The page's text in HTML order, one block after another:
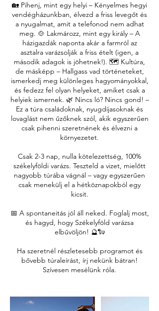
🏡 Pihenj, mint egy helyi – Kényelmes hegyi
vendégházunkban, élvezd a friss levegőt és
a nyugalmat, amit a telefonod nem adhat
meg. 🍲 Lakmározz, mint egy király – A
házigazdák naponta akár a farmról az
asztalra varázsolják a friss ételt (igen, a
második adagok is jöhetnek!). 🗺️ Kultúra,
de másképp – Hallgass vad történeteket,
ismerkedj meg különleges hagyományokkal,
és fedezz fel olyan helyeket, amiket csak a
helyiek ismernek. 🌿 Nincs ló? Nincs gond! –
Ez a túra családoknak, nyugdíjasoknak és
lovaglást nem űzőknek szól, akik egyszerűen
csak pihenni szeretnének és élvezni a
környezetet.
Csak 2-3 nap, nulla kötelezettség, 100%
székelyföldi varázs. Teszteld a vizet, mielőtt
nagyobb túrába vágnál – vagy egyszerűen
csak menekülj el a hétköznapokból egy
kicsit.
📅 A spontaneitás jól áll neked. Foglalj most,
és hagyd, hogy Székelyföld varázsa
elbűvöljön! 🔮🐑
Ha szeretnél részletesebb programot és
bővebb túraleírást, írj nekünk bátran!
Szívesen mesélünk róla.